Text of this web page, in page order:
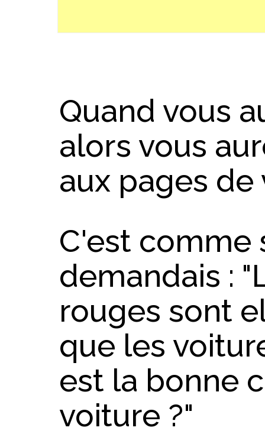
Quand vous
alors vous
aux pages de
C'est comme
demandais :
rouges sont
que les
est la bonne
voiture ?"